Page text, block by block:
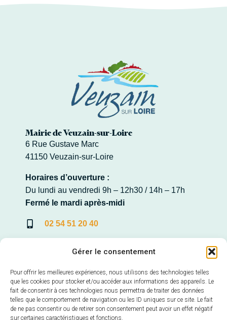
Gérer le consentement
Pour offrir les meilleures expériences, nous utilisons des technologies telles
que les cookies pour stocker et/ou accéder aux informations des appareils. Le
fait de consentir à ces technologies nous permettra de traiter des données
telles que le comportement de navigation ou les ID uniques sur ce site. Le fait
de ne pas consentir ou de retirer son consentement peut avoir un effet négatif
sur certaines caractéristiques et fonctions.
Mairie de Veuzain-sur-Loire
6 Rue Gustave Marc
41150 Veuzain-sur-Loire
Horaires d’ouverture :
Du lundi au vendredi 9h – 12h30 / 14h – 17h
Fermé le mardi après-midi
02 54 51 20 40
Mairie annexe de Veuves
22, Avenue de la Loire – Veuves
41150 Veuzain-sur-Loire